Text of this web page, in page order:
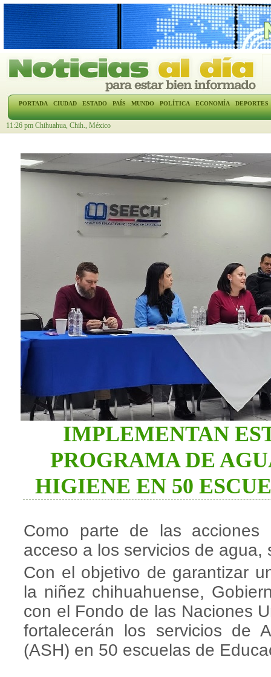
PORTADA CIUDAD ESTADO PAÍS MUNDO POLÍTICA ECONOMÍA DEPORTES
11:26 pm Chihuahua, Chih., México
IMPLEMENTAN
PROGRAMA DE
HIGIENE EN 50
Como parte de las acciones
acceso a los servicios de agua,
Con el objetivo de garantizar
la niñez chihuahuense,
con el Fondo de las Naciones
fortalecerán los servicios de
(ASH) en 50 escuelas de